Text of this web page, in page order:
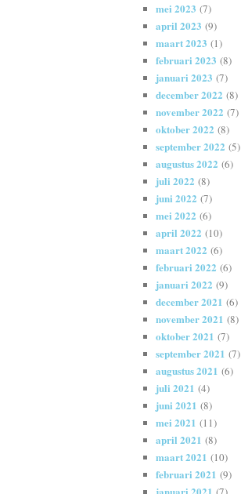
mei 2023 (7)
april 2023 (9)
maart 2023 (1)
februari 2023 (8)
januari 2023 (7)
december 2022 (8)
november 2022 (7)
oktober 2022 (8)
september 2022 (5)
augustus 2022 (6)
juli 2022 (8)
juni 2022 (7)
mei 2022 (6)
april 2022 (10)
maart 2022 (6)
februari 2022 (6)
januari 2022 (9)
december 2021 (6)
november 2021 (8)
oktober 2021 (7)
september 2021 (7)
augustus 2021 (6)
juli 2021 (4)
juni 2021 (8)
mei 2021 (11)
april 2021 (8)
maart 2021 (10)
februari 2021 (9)